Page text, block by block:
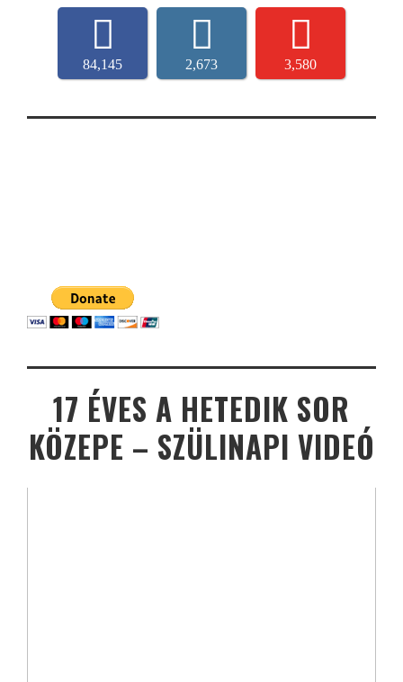
84,145 2,673 3,580
17 ÉVES A HETEDIK SOR
KÖZEPE – SZÜLINAPI VIDEÓ